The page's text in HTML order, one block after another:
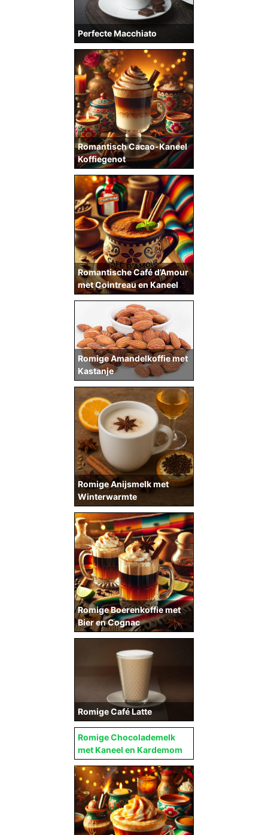
Perfecte Macchiato
Romantisch Cacao-Kaneel
Koffiegenot
Romantische Café d’Amour
met Cointreau en Kaneel
Romige Amandelkoffie met
Kastanje
Romige Anijsmelk met
Winterwarmte
Romige Boerenkoffie met
Bier en Cognac
Romige Café Latte
Romige Chocolademelk
met Kaneel en Kardemom